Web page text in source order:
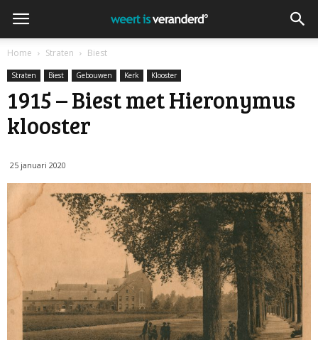
Home Straten Biest
Straten Biest Gebouwen Kerk Klooster
1915 – Biest met Hieronymus
klooster
25 januari 2020